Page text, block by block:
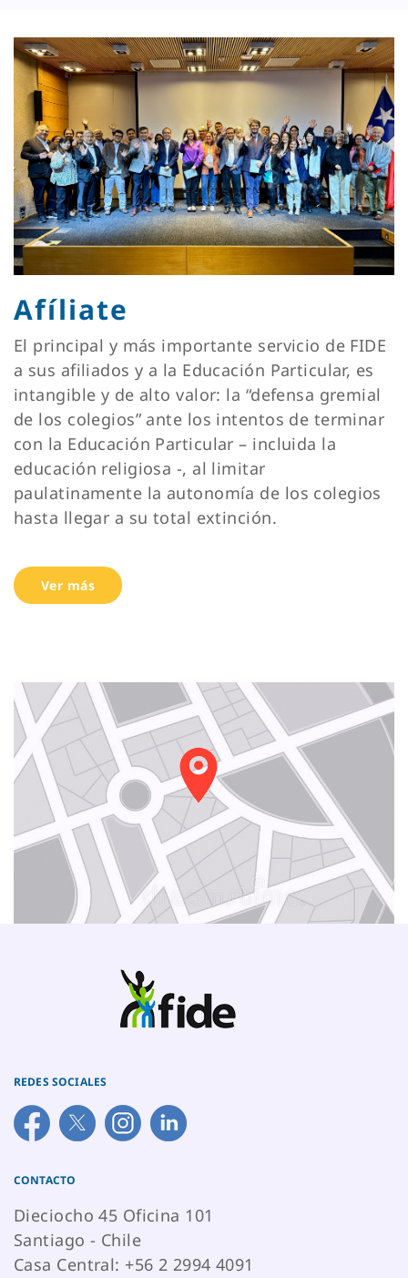
Afíliate
El principal y más importante servicio de FIDE
a sus afiliados y a la Educación Particular, es
intangible y de alto valor: la “defensa gremial
de los colegios” ante los intentos de terminar
con la Educación Particular – incluida la
educación religiosa -, al limitar
paulatinamente la autonomía de los colegios
hasta llegar a su total extinción.
Ver más
REDES SOCIALES
CONTACTO
Dieciocho 45 Oficina 101
Santiago - Chile
Casa Central: +56 2 2994 4091